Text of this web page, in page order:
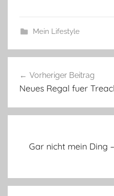
Mein Lifestyle
Vorheriger Beitrag
Neues Regal fuer
Gar nicht mein Ding